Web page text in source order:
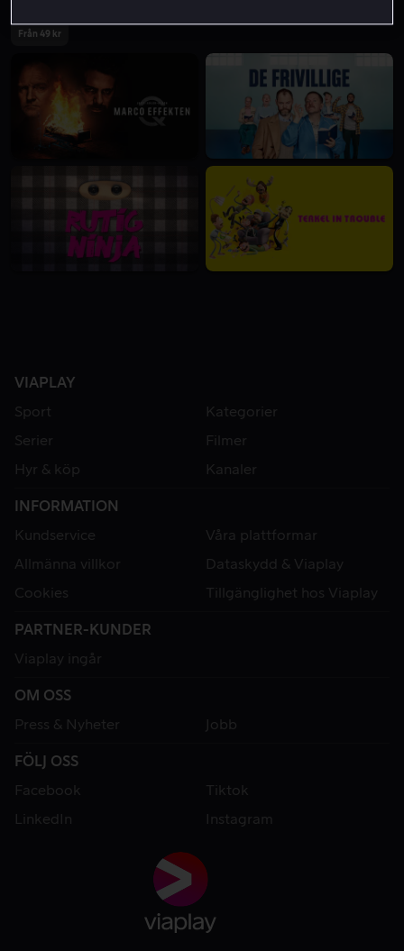
Från 49 kr
VIAPLAY
Sport
Kategorier
Serier
Filmer
Hyr & köp
Kanaler
INFORMATION
Kundservice
Våra plattformar
Allmänna villkor
Dataskydd & Viaplay
Cookies
Tillgänglighet hos Viaplay
PARTNER-KUNDER
Viaplay ingår
OM OSS
Press & Nyheter
Jobb
FÖLJ OSS
Facebook
Tiktok
LinkedIn
Instagram